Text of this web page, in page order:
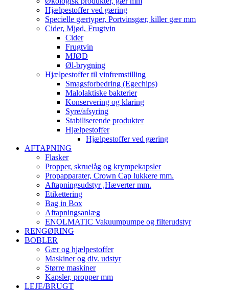
Hjælpestoffer ved gæring
Specielle gærtyper, Portvinsgær, killer gær mm
Cider, Mjød, Frugtvin
Cider
Frugtvin
MJØD
Øl-brygning
Hjælpestoffer til vinfremstilling
Smagsforbedring (Egechips)
Malolaktiske bakterier
Konservering og klaring
Syre/afsyring
Stabiliserende produkter
Hjælpestoffer
Hjælpestoffer ved gæring
AFTAPNING
Flasker
Propper, skruelåg og krympekapsler
Propapparater, Crown Cap lukkere mm.
Aftapningsudstyr ,Hæverter mm.
Etikettering
Bag in Box
Aftapningsanlæg
ENOLMATIC Vakuumpumpe og filterudstyr
RENGØRING
BOBLER
Gær og hjælpestoffer
Maskiner og div. udstyr
Større maskiner
Kapsler, propper mm
LEJE/BRUGT